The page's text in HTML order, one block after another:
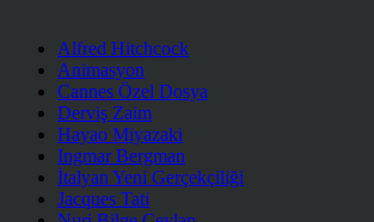
Alfred Hitchcock
Animasyon
Cannes Özel Dosya
Derviş Zaim
Hayao Miyazaki
Ingmar Bergman
İtalyan Yeni Gerçekçiliği
Jacques Tati